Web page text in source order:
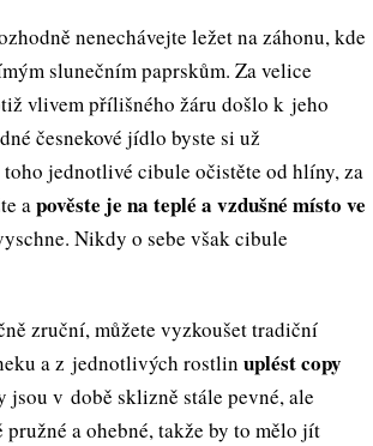
nenechávejte ležet na záhonu, kde
slunečním paprskům. Za velice
vlivem přílišného žáru došlo k jeho
česnekové jídlo byste si už
jednotlivé cibule očistěte od hlíny, za
apověste je na teplé a vzdušné místo ve
Nikdy o sebe však cibule
zruční, můžete vyzkoušet tradiční
a z jednotlivých rostlin uplést copy
jsou v době sklizně stále pevné, ale
pružné a ohebné, takže by to mělo jít